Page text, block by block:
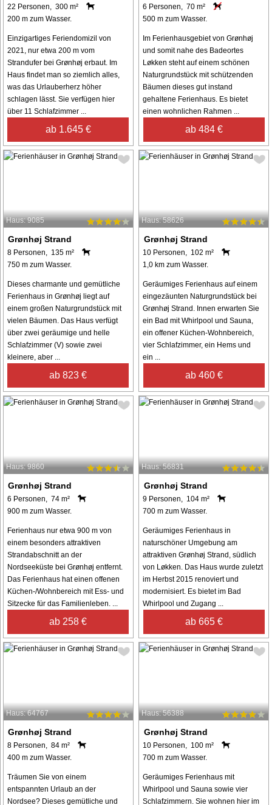
22 Personen, 300 m²
200 m zum Wasser.
Einzigartiges Feriendomizil von
2021, nur etwa 200 m vom
Strandufer bei Grønhøj erbaut. Im
Haus findet man so ziemlich alles,
was das Urlauberherz höher
schlagen lässt. Sie verfügen hier
über 11 Schlafzimmer ...
ab 1.645 €
6 Personen, 70 m²
500 m zum Wasser.
Im Ferienhausgebiet von Grønhøj
und somit nahe des Badeortes
Løkken steht auf einem schönen
Naturgrundstück mit schützenden
Bäumen dieses gut instand
gehaltene Ferienhaus. Es bietet
einen wohnlichen Rahmen ...
ab 484 €
Haus: 9085
Grønhøj Strand
8 Personen, 135 m²
750 m zum Wasser.
Dieses charmante und gemütliche
Ferienhaus in Grønhøj liegt auf
einem großen Naturgrundstück mit
vielen Bäumen. Das Haus verfügt
über zwei geräumige und helle
Schlafzimmer (V) sowie zwei
kleinere, aber ...
ab 823 €
Haus: 58626
Grønhøj Strand
10 Personen, 102 m²
1,0 km zum Wasser.
Geräumiges Ferienhaus auf einem
eingezäunten Naturgrundstück bei
Grønhøj Strand. Innen erwarten Sie
ein Bad mit Whirlpool und Sauna,
ein offener Küchen-Wohnbereich,
vier Schlafzimmer, ein Hems und
ein ...
ab 460 €
Haus: 9860
Grønhøj Strand
6 Personen, 74 m²
900 m zum Wasser.
Ferienhaus nur etwa 900 m von
einem besonders attraktiven
Strandabschnitt an der
Nordseeküste bei Grønhøj entfernt.
Das Ferienhaus hat einen offenen
Küchen-/Wohnbereich mit Ess- und
Sitzecke für das Familienleben. ...
ab 258 €
Haus: 56831
Grønhøj Strand
9 Personen, 104 m²
700 m zum Wasser.
Geräumiges Ferienhaus in
naturschöner Umgebung am
attraktiven Grønhøj Strand, südlich
von Løkken. Das Haus wurde zuletzt
im Herbst 2015 renoviert und
modernisiert. Es bietet im Bad
Whirlpool und Zugang ...
ab 665 €
Haus: 64767
Grønhøj Strand
8 Personen, 84 m²
400 m zum Wasser.
Träumen Sie von einem
entspannten Urlaub an der
Nordsee? Dieses gemütliche und
Haus: 56388
Grønhøj Strand
10 Personen, 100 m²
700 m zum Wasser.
Geräumiges Ferienhaus mit
Whirlpool und Sauna sowie vier
Schlafzimmern. Sie wohnen hier im